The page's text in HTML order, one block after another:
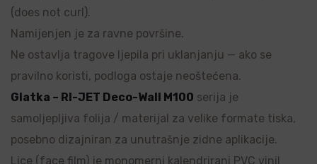
(does not curl).
Namijenjen je za ravne površine.
Ne ostavlja tragove ljepila pri uklanjanju — ako se
pravilno koristi, podloga ostaje neoštećena.
Glatka – RI-JET Deco-Wall M100 serija je
samoljepljiva folija / materijal za velike formate tiska,
posebno dizajniran za unutrašnje zidne aplikacije.
Lice (face film) je monomerni kalendrirani PVC vinil